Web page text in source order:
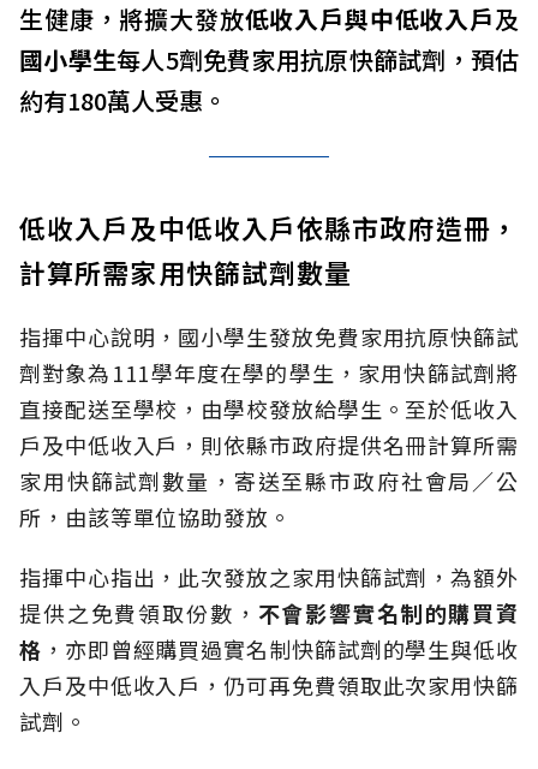
生健康，將擴大發放低收入戶與中低收入戶及
國小學生每人5劑免費家用抗原快篩試劑，預估
約有180萬人受惠。
低收入戶及中低收入戶依縣市政府造冊，
計算所需家用快篩試劑數量
指揮中心說明，國小學生發放免費家用抗原快篩試
劑對象為111學年度在學的學生，家用快篩試劑將
直接配送至學校，由學校發放給學生。至於低收入
戶及中低收入戶，則依縣市政府提供名冊計算所需
家用快篩試劑數量，寄送至縣市政府社會局／公
所，由該等單位協助發放。
指揮中心指出，此次發放之家用快篩試劑，為額外
提供之免費領取份數， 不會影響實名制的購買資
格 ，亦即曾經購買過實名制快篩試劑的學生與低收
入戶及中低收入戶，仍可再免費領取此次家用快篩
試劑。